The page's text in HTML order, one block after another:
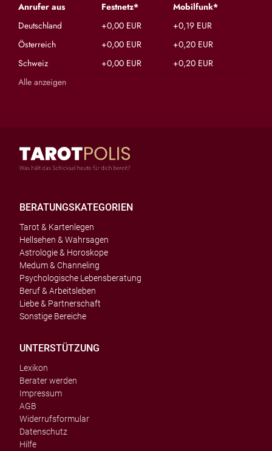
Anrufer aus Festnetz*
Mobilfunk*
Deutschland
+0,00 EUR
+0,19 EUR
Österreich
+0,00 EUR
+0,20 EUR
Schweiz
+0,00 EUR
+0,20 EUR
Alle anzeigen
BERATUNGSKATEGORIEN
Tarot & Kartenlegen
Hellsehen & Wahrsagen
Astrologie & Horoskope
Medum & Channeling
Psychologische Lebensberatung
Beruf & Arbeitsleben
Liebe & Partnerschaft
Sonstige Bereiche
UNTERSTÜTZUNG
Lexikon
Berater werden
Impressum
AGB
Widerrufsformular
Datenschutz
Hilfe